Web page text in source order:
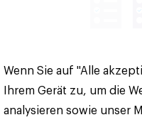
Wenn Sie auf "Alle
Ihrem Gerät zu, um die
analysieren sowie unser